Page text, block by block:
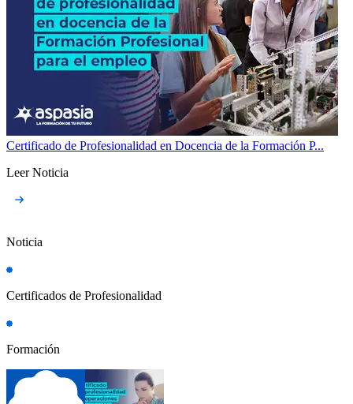
Certificado de Profesionalidad en Docencia de la Formación P...
Leer Noticia
Noticia
Certificados de Profesionalidad
Formación